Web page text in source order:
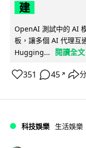
建
OpenAI 測試中的 AI
板，讓多個 AI 代理互
Hugging...
閱讀全文
351 45 ↗
科技娛樂 生活娛樂